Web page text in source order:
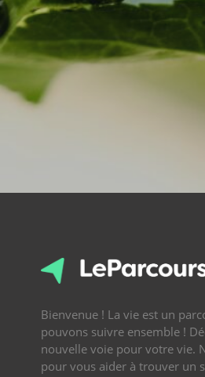
Bienvenue ! La vie est un
pouvons suivre ensemble !
nouvelle voie pour votre vie.
pour vous aider à trouver un